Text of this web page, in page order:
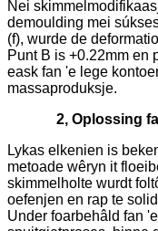
Nei
demoulding mei
(f), wurde de
Punt B is +0.22mm en
eask fan 'e lege
massaproduksje.
2, Oplossing
Lykas elkenien is
metoade wêryn it
skimmelholte wurdt
oefenjen en rap te
Under foarbehâld fan